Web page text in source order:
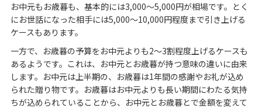
お中元もお歳暮も、基本的には3,000～5,000円が相場です。とく
にお世話になった相手には5,000～10,000円程度まで引き上げる
ケースもあります。
一方で、お歳暮の予算をお中元よりも2～3割程度上げるケースも
あるようです。これは、お中元とお歳暮が持つ意味の違いに由来
します。お中元は上半期の、お歳暮は1年間の感謝やお礼が込め
られた贈り物です。お歳暮はお中元よりも長い期間にわたる気持
ちが込められていることから、お中元とお歳暮とで金額を変えて